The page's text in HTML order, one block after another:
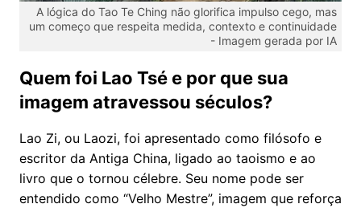
A lógica do Tao Te Ching não glorifica impulso cego, mas
um começo que respeita medida, contexto e continuidade
- Imagem gerada por IA
Quem foi Lao Tsé e por que sua
imagem atravessou séculos?
Lao Zi, ou Laozi, foi apresentado como filósofo e
escritor da Antiga China, ligado ao taoismo e ao
livro que o tornou célebre. Seu nome pode ser
entendido como “Velho Mestre”, imagem que reforça